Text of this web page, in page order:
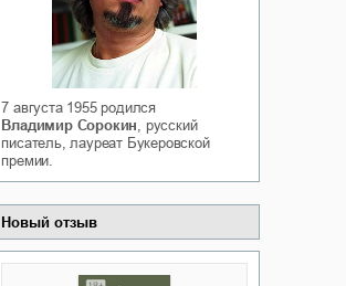
Белая ворона на факультете
Оксана Гринберга
7 августа 1955 родился
Владимир Сорокин, русский
писатель, лауреат Букеровской
премии.
Новый отзыв